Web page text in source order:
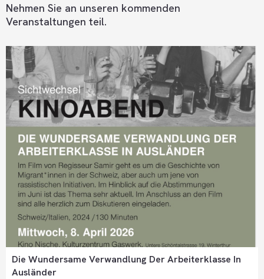
Nehmen Sie an unseren kommenden
Veranstaltungen teil.
Die Wundersame Verwandlung Der Arbeiterklasse In
Ausländer